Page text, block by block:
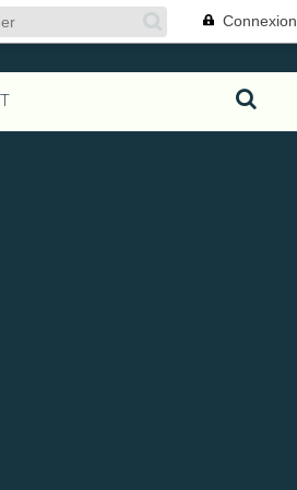
Connexion